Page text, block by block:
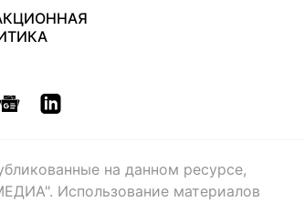
на данном ресурсе,
Использование материалов